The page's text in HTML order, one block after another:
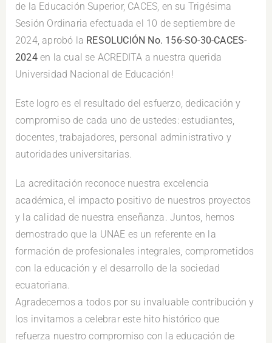
de la Educación Superior, CACES, en su Trigésima
Sesión Ordinaria efectuada el 10 de septiembre de
2024, aprobó la RESOLUCIÓN No. 156-SO-30-CACES-
2024en la cual se ACREDITA a nuestra querida
Universidad Nacional de Educación!
Este logro es el resultado del esfuerzo, dedicación y
compromiso de cada uno de ustedes: estudiantes,
docentes, trabajadores, personal administrativo y
autoridades universitarias.
La acreditación reconoce nuestra excelencia
académica, el impacto positivo de nuestros proyectos
y la calidad de nuestra enseñanza. Juntos, hemos
demostrado que la UNAE es un referente en la
formación de profesionales integrales, comprometidos
con la educación y el desarrollo de la sociedad
ecuatoriana.
Agradecemos a todos por su invaluable contribución y
los invitamos a celebrar este hito histórico que
refuerza nuestro compromiso con la educación de